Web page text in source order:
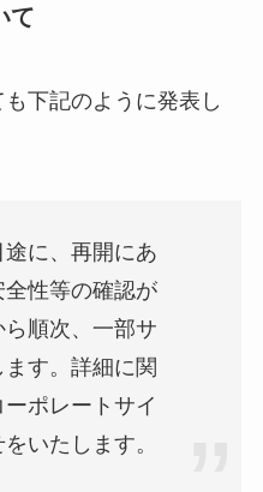
て
下記のように発表し
に、再開にあ
性等の確認が
順次、一部サ
す。詳細に関
ポレートサイ
いたします。